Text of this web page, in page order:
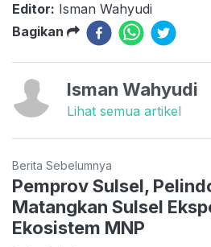
Editor: Isman Wahyudi
Bagikan
Isman Wahyudi
Lihat semua artikel
Berita Sebelumnya
Pemprov Sulsel,
Matangkan Sulsel
Ekosistem MNP